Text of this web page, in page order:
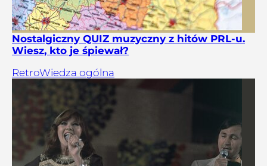
Nostalgiczny QUIZ muzyczny z hitów PRL-u.
Wiesz, kto je śpiewał?
RetroWiedza ogólna